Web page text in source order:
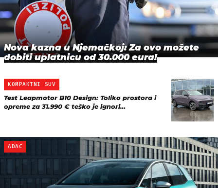
Nova kazna u Njemačkoj: Za ovo možete
dobiti uplatnicu od 30.000 eura!
KOMPAKTNI SUV
Test Leapmotor B10 Design: Toliko prostora i
opreme za 31.990 € teško je ignori…
ADAC